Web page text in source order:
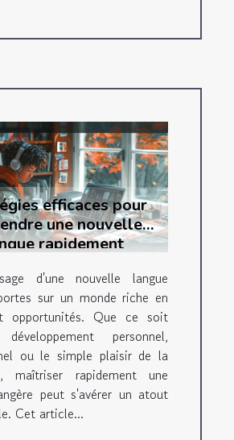
efficaces pour
une nouvelle
rapidement
d'une nouvelle langue
sur un monde riche en
opportunités. Que ce soit
personnel,
ou le simple plaisir de la
maîtriser rapidement une
peut s'avérer un atout
Cet article...